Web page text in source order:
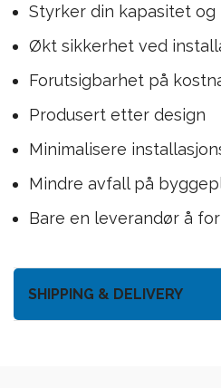
Styrker din kapasitet og
Økt sikkerhet ved
Forutsigbarhet på
Produsert etter design
Minimalisere
Mindre avfall på
Bare en leverandør å
SHIPPING & DELIVERY